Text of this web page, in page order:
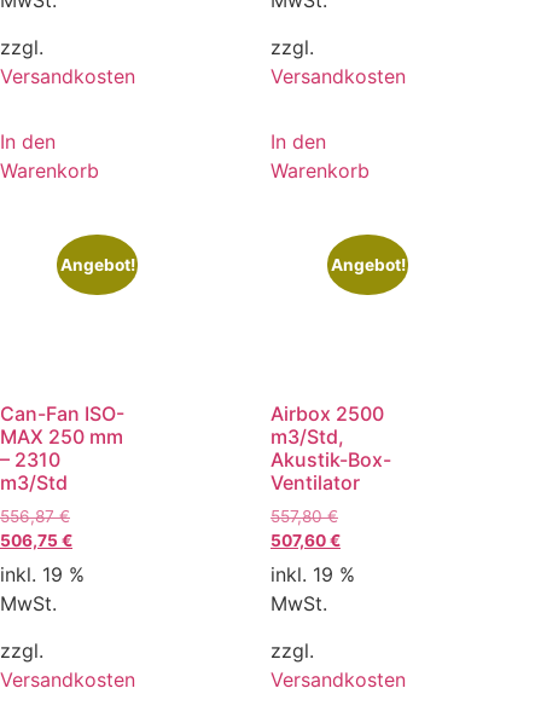
zzgl.
Versandkosten
In den
Warenkorb
zzgl.
Versandkosten
In den
Warenkorb
Angebot!
Can-Fan ISO-
MAX 250 mm
– 2310
m3/Std
556,87€
506,75€
inkl. 19 %
MwSt.
zzgl.
Versandkosten
Angebot!
Airbox 2500
m3/Std,
Akustik-Box-
Ventilator
557,80€
507,60€
inkl. 19 %
MwSt.
zzgl.
Versandkosten